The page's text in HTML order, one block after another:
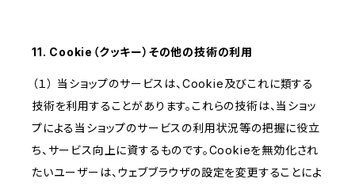
11. Cookie（クッキー）その他の技術の利用
（１） 当ショップのサービスは、Cookie及びこれに類する
技術を利用することがあります。これらの技術は、当ショッ
プによる当ショップのサービスの利用状況等の把握に役立
ち、サービス向上に資するものです。Cookieを無効化され
たいユーザーは、ウェブブラウザの設定を変更することによ